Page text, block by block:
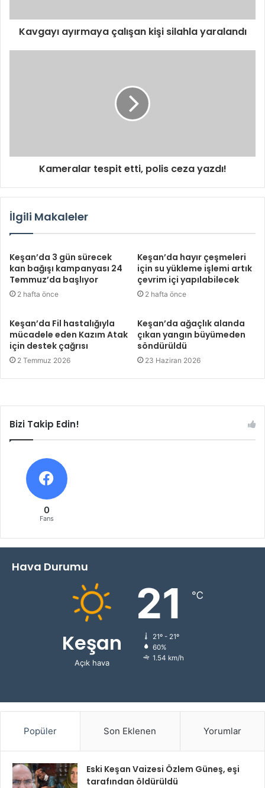
Kavgayı ayırmaya çalışan kişi silahla yaralandı
Kameralar tespit etti, polis ceza yazdı!
İlgili Makaleler
Keşan’da 3 gün sürecek
kan bağışı kampanyası 24
Temmuz’da başlıyor
2 hafta önce
Keşan’da hayır çeşmeleri
için su yükleme işlemi artık
çevrim içi yapılabilecek
2 hafta önce
Keşan’da Fil hastalığıyla
mücadele eden Kazım Atak
için destek çağrısı
2 Temmuz 2026
Keşan’da ağaçlık alanda
çıkan yangın büyümeden
söndürüldü
23 Haziran 2026
Bizi Takip Edin!
0
Fans
Hava Durumu
Keşan
Açık hava
21 ℃
21º - 21º
60%
1.54 km/h
Popüler Son Eklenen Yorumlar
Eski Keşan Vaizesi Özlem Güneş, eşi
tarafından öldürüldü